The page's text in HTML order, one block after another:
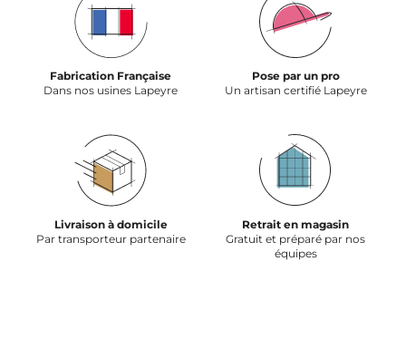
Fabrication Française
Dans nos usines Lapeyre
Pose par un pro
Un artisan certifié Lapeyre
Livraison à domicile
Par transporteur partenaire
Retrait en magasin
Gratuit et préparé par nos
équipes